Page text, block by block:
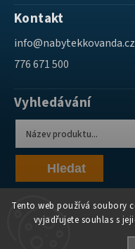
Tento web používá soubory
vyjadřujete souhlas s
Kontakt
info@nabytekkovanda.cz
776 671 500
Vyhledávání
Hledat